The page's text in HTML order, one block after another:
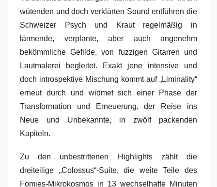
wütenden und doch verklärten Sound entführen die
Schweizer Psych und Kraut regelmäßig in
lärmende, verplante, aber auch angenehm
bekömmliche Gefilde, von fuzzigen Gitarren und
Lautmalerei begleitet. Exakt jene intensive und
doch introspektive Mischung kommt auf „Liminality“
erneut durch und widmet sich einer Phase der
Transformation und Erneuerung, der Reise ins
Neue und Unbekannte, in zwölf packenden
Kapiteln.
Zu den unbestrittenen Highlights zählt die
dreiteilige „Colossus“-Suite, die weite Teile des
Fomies-Mikrokosmos in 13 wechselhafte Minuten